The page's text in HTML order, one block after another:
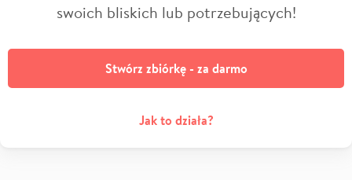
swoich bliskich lub potrzebujących!
Stwórz zbiórkę - za darmo
Jak to działa?